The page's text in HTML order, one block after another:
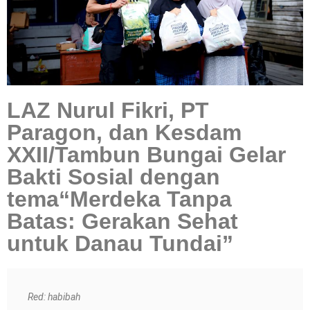
LAZ Nurul Fikri, PT
Paragon, dan Kesdam
XXII/Tambun Bungai Gelar
Bakti Sosial dengan
tema“Merdeka Tanpa
Batas: Gerakan Sehat
untuk Danau Tundai”
Red: habibah